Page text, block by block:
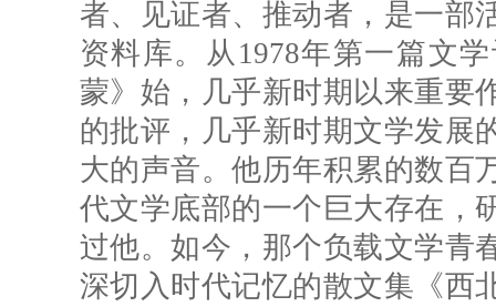
者、见证者、推动者，是一部
资料库。从1978年第一篇文
蒙》始，几乎新时期以来重要
的批评，几乎新时期文学发展
大的声音。他历年积累的数百
代文学底部的一个巨大存在，
过他。如今，那个负载文学青
深切入时代记忆的散文集《西